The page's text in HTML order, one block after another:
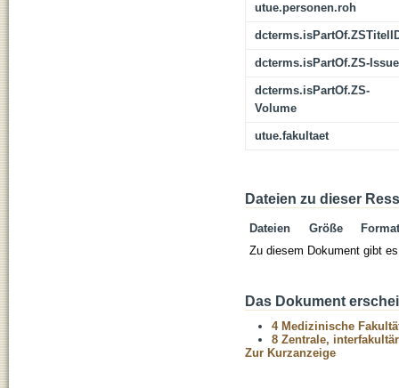
utue.personen.roh
dcterms.isPartOf.ZS-Issue
dcterms.isPartOf.ZS-
Volume
utue.fakultaet
Dateien zu dieser
Dateien Größe
Format
Zu diesem Dokument gibt
Das Dokument
4 Medizinische
8 Zentrale,
Zur Kurzanzeige